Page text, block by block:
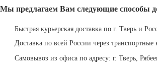
Мы предлагаем Вам следующие способы
Быстрая курьерская доставка по г. Тверь и
Доставка по всей России через
Самовывоз из офиса по адресу: г. Тверь,